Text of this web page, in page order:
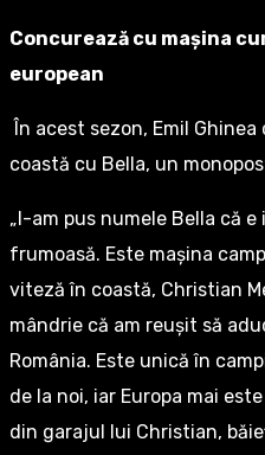
Concurează cu mașina
european
În acest sezon, Emil
coastă cu Bella, un
„I-am pus numele Bella că
frumoasă. Este mașina
viteză în coastă, Christian
mândrie că am reușit să
România. Este unică în
de la noi, iar Europa mai
din garajul lui Christian,